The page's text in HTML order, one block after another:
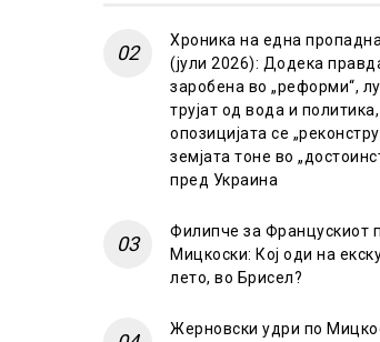
Хроника на една
(јули 2026): Додека
заробена во „реформи“,
трујат од вода и
опозицијата се
земјата тоне во
пред Украина
Филипче за Францускиот
Мицкоски: Кој оди на
лето, во Брисел?
Жерновски удри по